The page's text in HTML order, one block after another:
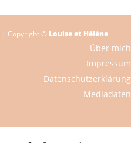
| Copyright © Louise et Hélène
Über mich
Impressum
Datenschutzerklärung
Mediadaten